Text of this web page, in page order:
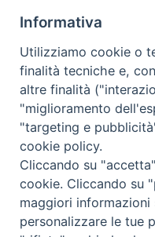
diocesano
Terzo mondo
Trani - Barletta -
— Settimanale:
Informativa
Utilizziamo cookie o
finalità tecniche e,
altre finalità
"miglioramento
"targeting e
cookie policy.
Cliccando su
cookie. Cliccando su
maggiori
personalizzare le tue